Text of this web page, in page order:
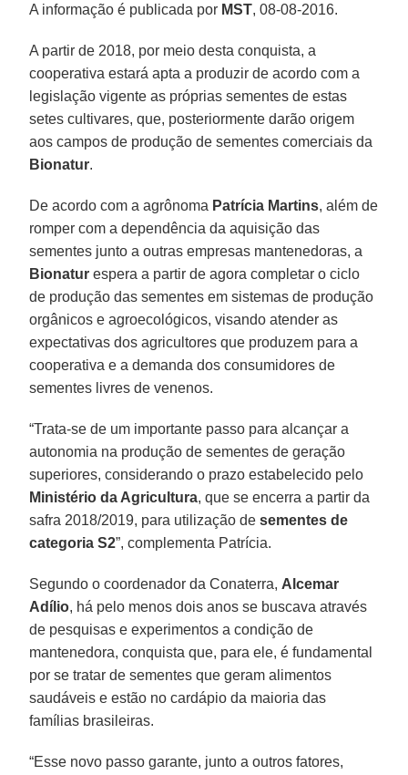
A informação é publicada por MST, 08-08-2016.
A partir de 2018, por meio desta conquista, a
cooperativa estará apta a produzir de acordo com a
legislação vigente as próprias sementes de estas
setes cultivares, que, posteriormente darão origem
aos campos de produção de sementes comerciais da
Bionatur.
De acordo com a agrônoma Patrícia Martins, além de
romper com a dependência da aquisição das
sementes junto a outras empresas mantenedoras, a
Bionatur espera a partir de agora completar o ciclo
de produção das sementes em sistemas de produção
orgânicos e agroecológicos, visando atender as
expectativas dos agricultores que produzem para a
cooperativa e a demanda dos consumidores de
sementes livres de venenos.
“Trata-se de um importante passo para alcançar a
autonomia na produção de sementes de geração
superiores, considerando o prazo estabelecido pelo
Ministério da Agricultura, que se encerra a partir da
safra 2018/2019, para utilização desementes de
categoria S2”, complementa Patrícia.
Segundo o coordenador da Conaterra, Alcemar
Adílio, há pelo menos dois anos se buscava através
de pesquisas e experimentos a condição de
mantenedora, conquista que, para ele, é fundamental
por se tratar de sementes que geram alimentos
saudáveis e estão no cardápio da maioria das
famílias brasileiras.
“Esse novo passo garante, junto a outros fatores,